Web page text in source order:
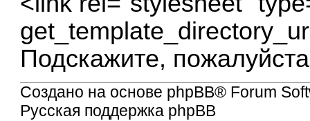
Подскажите,
Создано на основе phpBB® Forum
Русская поддержка phpBB